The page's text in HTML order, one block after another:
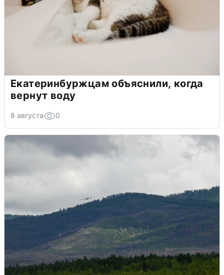
Екатеринбуржцам объяснили, когда
вернут воду
8 августа 0